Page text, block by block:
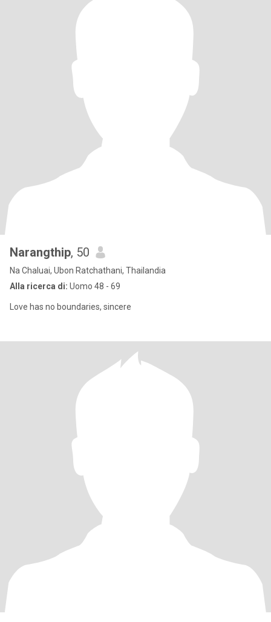
Narangthip, 50
Na Chaluai, Ubon Ratchathani, Thailandia
Alla ricerca di: Uomo 48 - 69
Love has no boundaries, sincere